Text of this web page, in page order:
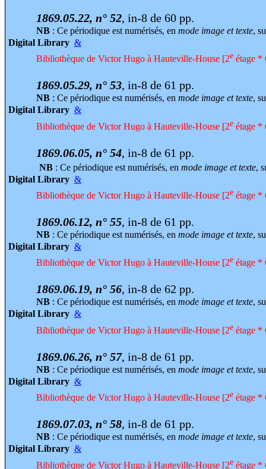
1869.05.22, n° 52, in-8 de 60 pp.
NB: Ce périodique est numérisés, en mode image et texte,
Digital Library &
Bibliothèque de Victor Hugo à Hauteville-House [2eétage *
1869.05.29, n° 53, in-8 de 61 pp.
NB: Ce périodique est numérisés, en mode image et texte,
Digital Library &
Bibliothèque de Victor Hugo à Hauteville-House [2eétage *
1869.06.05, n° 54, in-8 de 61 pp.
NB: Ce périodique est numérisés, en mode image et texte,
Digital Library &
Bibliothèque de Victor Hugo à Hauteville-House [2eétage *
1869.06.12, n° 55, in-8 de 61 pp.
NB: Ce périodique est numérisés, en mode image et texte,
Digital Library &
Bibliothèque de Victor Hugo à Hauteville-House [2eétage *
1869.06.19, n° 56, in-8 de 62 pp.
NB: Ce périodique est numérisés, en mode image et texte,
Digital Library &
Bibliothèque de Victor Hugo à Hauteville-House [2eétage *
1869.06.26, n° 57, in-8 de 61 pp.
NB: Ce périodique est numérisés, en mode image et texte,
Digital Library &
Bibliothèque de Victor Hugo à Hauteville-House [2eétage *
1869.07.03, n° 58, in-8 de 61 pp.
NB: Ce périodique est numérisés, en mode image et texte,
Digital Library &
Bibliothèque de Victor Hugo à Hauteville-House [2eétage *